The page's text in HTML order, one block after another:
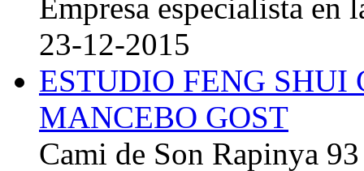
Empresa especialista en
23-12-2015
ESTUDIO FENG
MANCEBO GOST
Cami de Son Rapinya 93